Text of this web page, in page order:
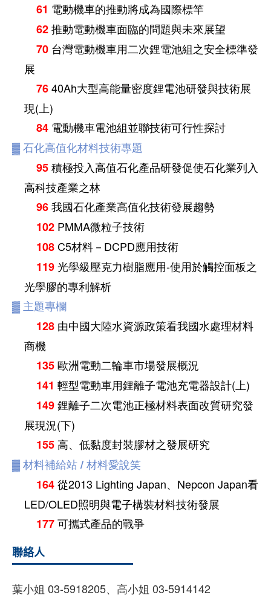
61 電動機車的推動將成為國際標竿
62推動電動機車面臨的問題與未來展望
70 台灣電動機車用二次鋰電池組之安全標準發
展
7640Ah大型高能量密度鋰電池研發與技術展
現(上)
84 電動機車電池組並聯技術可行性探討
▓石化高值化材料技術專題
95積極投入高值石化產品研發促使石化業列入
高科技產業之林
96我國石化產業高值化技術發展趨勢
102 PMMA微粒子技術
108C5材料－DCPD應用技術
119光學級壓克力樹脂應用-使用於觸控面板之
光學膠的專利解析
▓ 主題專欄
128 由中國大陸水資源政策看我國水處理材料
商機
135歐洲電動二輪車市場發展概況
141 輕型電動車用鋰離子電池充電器設計(上)
149鋰離子二次電池正極材料表面改質研究發
展現況(下)
155高、低黏度封裝膠材之發展研究
▓材料補給站 / 材料愛說笑
164從2013 Lighting Japan、Nepcon Japan看
LED/OLED照明與電子構裝材料技術發展
177可攜式產品的戰爭
聯絡人
葉小姐 03-5918205、高小姐 03-5914142